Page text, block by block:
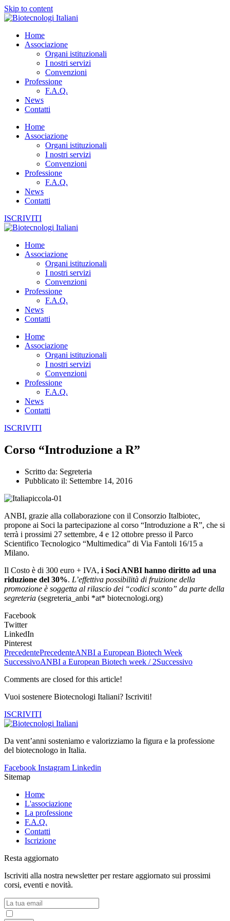
Skip to content
Home
Associazione
Organi istituzionali
I nostri servizi
Convenzioni
Professione
F.A.Q.
News
Contatti
Home
Associazione
Organi istituzionali
I nostri servizi
Convenzioni
Professione
F.A.Q.
News
Contatti
ISCRIVITI
Home
Associazione
Organi istituzionali
I nostri servizi
Convenzioni
Professione
F.A.Q.
News
Contatti
Home
Associazione
Organi istituzionali
I nostri servizi
Convenzioni
Professione
F.A.Q.
News
Contatti
ISCRIVITI
Corso “Introduzione a R”
Scritto da: Segreteria
Pubblicato il: Settembre 14, 2016
ANBI, grazie alla collaborazione con il Consorzio Italbiotec,
propone ai Soci la partecipazione al corso “Introduzione a R”, che si
terrà i prossimi 27 settembre, 4 e 12 ottobre presso il Parco
Scientifico Tecnologico “Multimedica” di Via Fantoli 16/15 a
Milano.
Il Costo è di 300 euro + IVA, i Soci ANBI hanno diritto ad una
riduzione del 30%. L’effettiva possibilità di fruizione della
promozione è soggetta al rilascio dei “codici sconto” da parte della
segreteria (segreteria_anbi *at* biotecnologi.org)
Facebook
Twitter
LinkedIn
Pinterest
PrecedentePrecedenteANBI a European Biotech Week
SuccessivoANBI a European Biotech week / 2Successivo
Comments are closed for this article!
Vuoi sostenere Biotecnologi Italiani? Iscriviti!
ISCRIVITI
Da vent’anni sosteniamo e valorizziamo la figura e la professione
del biotecnologo in Italia.
Facebook Instagram Linkedin
Sitemap
Home
L'associazione
La professione
F.A.Q.
Contatti
Iscrizione
Resta aggiornato
Iscriviti alla nostra newsletter per restare aggiornato sui prossimi
corsi, eventi e novità.